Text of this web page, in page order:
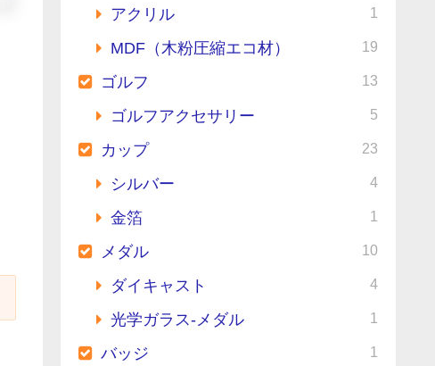
アクリル 1
MDF（木粉圧縮エコ材） 19
ゴルフ 13
ゴルフアクセサリー 5
カップ 23
シルバー 4
金箔 1
メダル 10
ダイキャスト 4
光学ガラス-メダル 1
バッジ 1